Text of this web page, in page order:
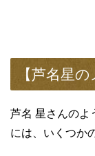
【芦名星
芦名 星さんのよ
には、いくつか